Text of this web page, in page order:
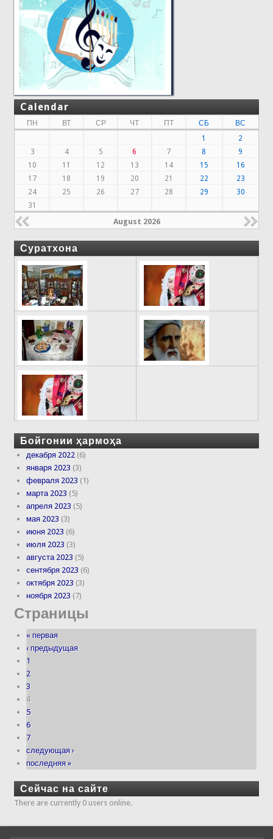
Calendar
ПН ВТ СР ЧТ ПТ СБ
ВС
1
2
3
4 5 6 7 8
9
10
11 12 13 14 15
16
17
18 19 20 21 22
23
24
25 26 27 28 29
30
31
August 2026
Суратхона
Бойгонии ҳармоҳа
декабря 2022 (6)
января 2023 (3)
февраля 2023 (1)
марта 2023 (5)
апреля 2023 (5)
мая 2023 (3)
июня 2023 (6)
июля 2023 (3)
августа 2023 (5)
сентября 2023 (6)
октября 2023 (3)
ноября 2023 (7)
Страницы
« первая
‹ предыдущая
1
2
3
4
5
6
7
следующая ›
последняя »
Сейчас на сайте
There are currently 0 users online.